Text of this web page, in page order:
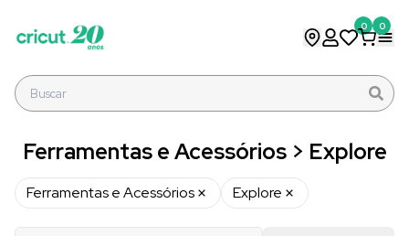
0 0
Ferramentas e Acessórios > Explore
Ferramentas e Acessórios Explore